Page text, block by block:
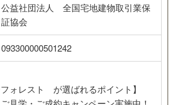
公益社団法人 全国宅地建物取引業保
証協会
093300000501242
フォレスト が選ばれるポイント】